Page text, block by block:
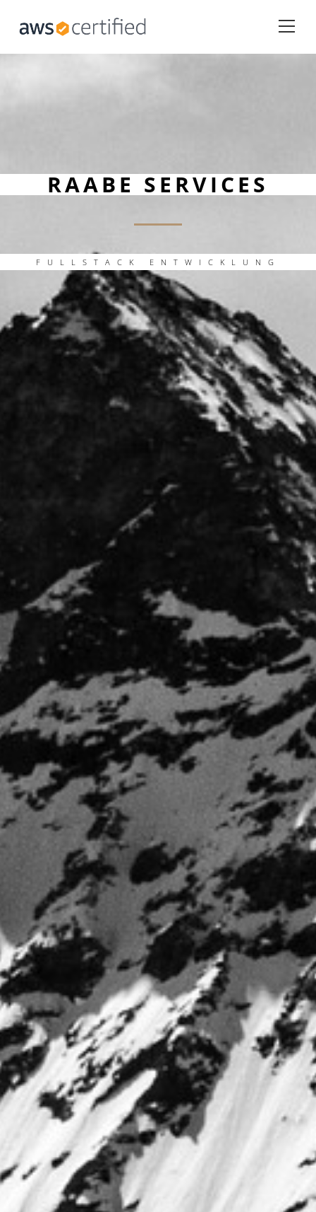
RAABE SER­VICES
FULL­STACK ENT­WICK­LUNG